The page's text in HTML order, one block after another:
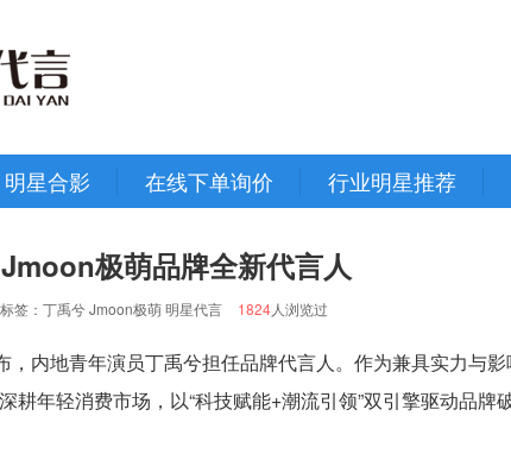
明星合影 在线下单询价 行业明星推荐
极萌品牌全新代言人
标签：丁禹兮 Jmoon极萌 明星代言 1824人浏览过
内地青年演员丁禹兮担任品牌代言人。作为兼具实力与
年轻消费市场，以“科技赋能+潮流引领”双引擎驱动品牌